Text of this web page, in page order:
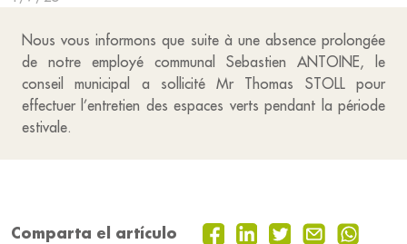
Nous vous informons que suite à une absence prolongée
de notre employé communal Sebastien ANTOINE, le
conseil municipal a sollicité Mr Thomas STOLL pour
effectuer l’entretien des espaces verts pendant la période
estivale.
Comparta el artículo